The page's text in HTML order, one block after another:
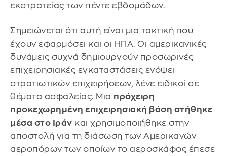
εκστρατείας των πέντε εβδομάδων.
Σημειώνεται ότι αυτή είναι μια τακτική που
έχουν εφαρμόσει και οι ΗΠΑ. Οι αμερικανικές
δυνάμεις συχνά δημιουργούν προσωρινές
επιχειρησιακές εγκαταστάσεις ενόψει
στρατιωτικών επιχειρήσεων, λένε ειδικοί σε
θέματα ασφαλείας. Μια πρόχειρη
προκεχωρημένη επιχειρησιακή βάση στήθηκε
μέσα στο Ιράν και χρησιμοποιήθηκε στην
αποστολή για τη διάσωση των Αμερικανών
αεροπόρων των οποίων το αεροσκάφος έπεσε